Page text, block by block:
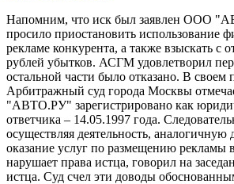
Напомним, что иск был заявлен ООО
просило приостановить использование
рекламе конкурента, а также взыскать с
рублей убытков. АСГМ удовлетворил
остальной части было отказано. В своем
Арбитражный суд города Москвы
"АВТО.РУ" зарегистрировано как
ответчика – 14.05.1997 года.
осуществляя деятельность, аналогичную
оказание услуг по размещению рекламы
нарушает права истца, говорил на
истца. Суд счел эти доводы